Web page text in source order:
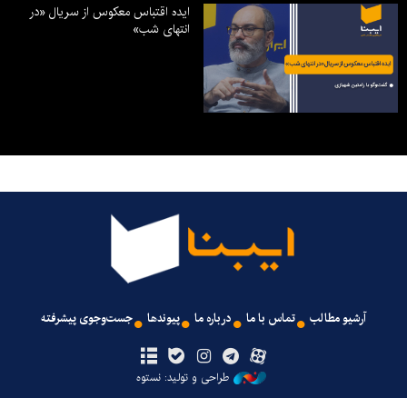
ایده اقتباس معکوس از سریال «در
انتهای شب»
آرشیو مطالب تماس با ما درباره ما پیوندها جست‌وجوی پیشرفته
طراحی و تولید: نستوه